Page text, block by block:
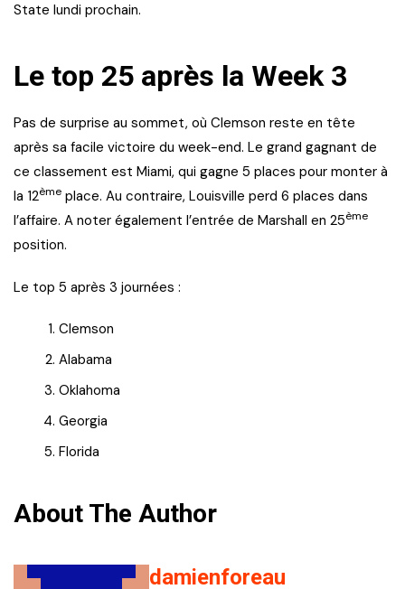
State lundi prochain.
Le top 25 après la Week 3
Pas de surprise au sommet, où Clemson reste en tête
après sa facile victoire du week-end. Le grand gagnant de
ce classement est Miami, qui gagne 5 places pour monter à
la 12ème place. Au contraire, Louisville perd 6 places dans
l’affaire. A noter également l’entrée de Marshall en 25ème
position.
Le top 5 après 3 journées :
Clemson
Alabama
Oklahoma
Georgia
Florida
About The Author
damienforeau